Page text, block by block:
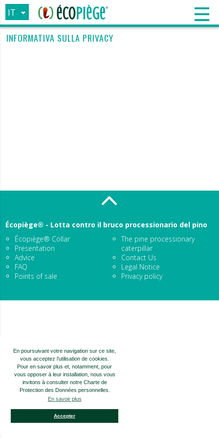
En poursuivant votre navigation sur ce site,
vous acceptez l’utilisation de cookies.
Pour en savoir plus et, notamment, pour
vous opposer à leur installation, nous vous
invitons à consulter notre Charte de
Protection des Données personnelles.
En savoir plus
Accepter
IT
FR
INFORMATIVA SULLA PRIVACY
Écopiège® - Lotta contro il bruco processionario del pino
Écopiège® Collar
Presentation
Advice
FAQ
Points of sale
The pine processionary
caterpillar
Contact Us
Legal Notice
Privacy policy